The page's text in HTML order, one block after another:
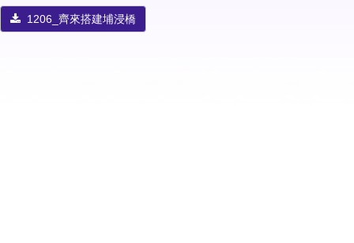
1206_齊來搭建埔浸橋